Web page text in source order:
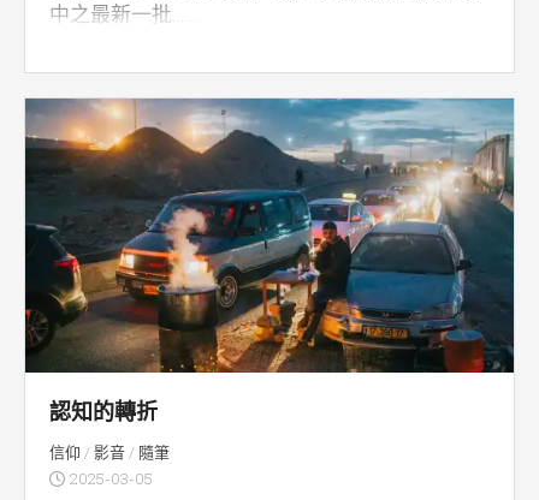
中之最新一批……
認知的轉折
信仰 /影音/ 隨筆
2025-03-05